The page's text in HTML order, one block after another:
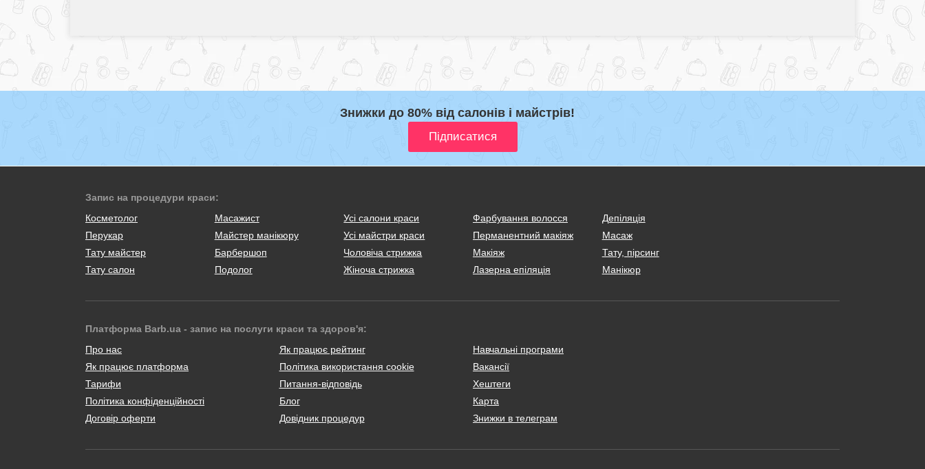
Знижки до 80% від салонів і майстрів!
Запис на процедури краси:
Косметолог
Масажист
Перукар
Майстер манікюру
Тату майстер
Барбершоп
Тату салон
Подолог
Усі салони краси
Усі майстри краси
Чоловіча стрижка
Жіноча стрижка
Фарбування волосся
Перманентний макіяж
Макіяж
Лазерна епіляція
Депіляція
Масаж
Тату, пірсинг
Манікюр
Платформа Barb.ua - запис на послуги краси та здоров'я:
Про нас
Як працює платформа
Тарифи
Політика конфіденційності
Договір оферти
Як працює рейтинг
Політика використання cookie
Питання-відповідь
Блог
Довідник процедур
Навчальні програми
Вакансії
Хештеги
Карта
Знижки в телеграм